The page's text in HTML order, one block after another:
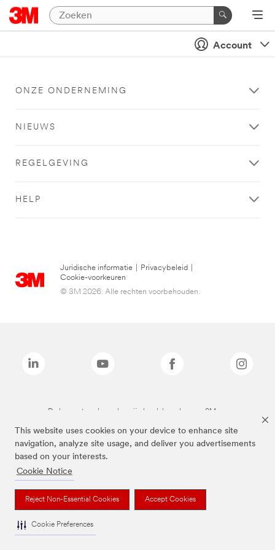
This website uses cookies on your device to enhance site
navigation, analyze site usage, and deliver you advertisements
based on your interests.
Cookie Notice
Reject Non-Essential Cookies Accept Cookies
Cookie Preferences
Account
ONZE ONDERNEMING
NIEUWS
REGELGEVING
HELP
Juridische informatie Privacybeleid
Cookie-voorkeuren
© 3M 2026. Alle rechten voorbehouden.
De bovenstaande merken zijn handelsmerken van 3M.we